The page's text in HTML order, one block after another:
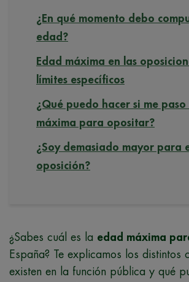
¿En qué momento debo
edad?
Edad máxima en las
límites específicos
¿Qué puedo hacer si me
máxima para opositar?
¿Soy demasiado mayor para
oposición?
¿Sabes cuál es la edad máxima
España? Te explicamos los distintos
existen en la función pública y qué